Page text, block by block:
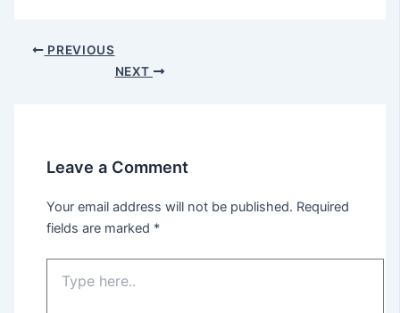
PREVIOUS
NEXT
Leave a Comment
Your email address will not be published. Required
fields are marked *
here..